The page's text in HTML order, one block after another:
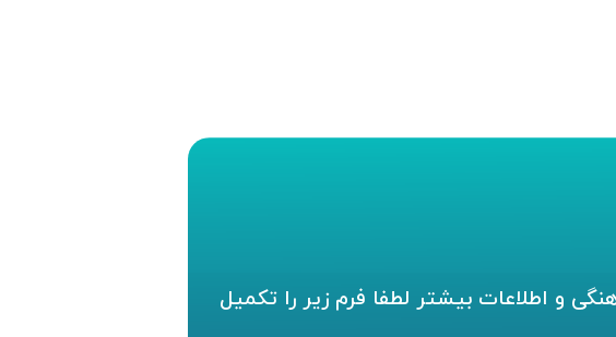
و اطلاعات بیشتر لطفا فرم زیر را تکمیل